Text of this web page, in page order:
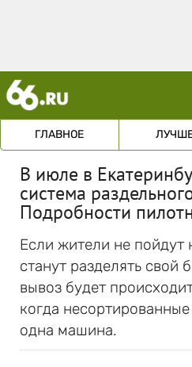
ГЛАВНОЕ
В июле в
система
Подробности
Если жители не пойдут
станут разделять свой
вывоз будет
когда
одна машина.